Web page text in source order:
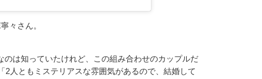
々さん。
は知っていたけれど、この組み合わせのカップルだ
人ともミステリアスな雰囲気があるので、結婚して